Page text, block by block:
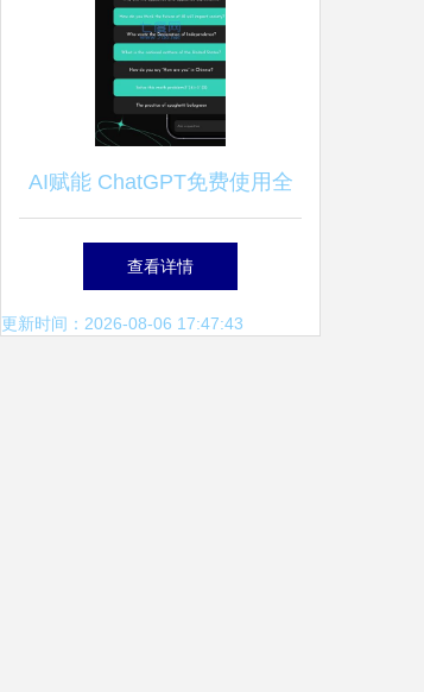
AI赋能 ChatGPT免费使用全
攻略（2023最新版）
查看详情
更新时间：2026-08-06 17:47:43